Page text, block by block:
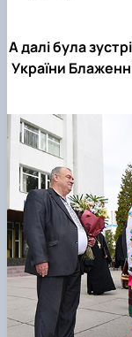
А далі була
України